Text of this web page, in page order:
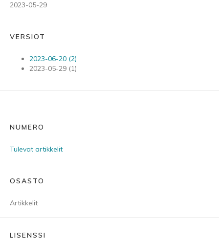
2023-05-29
VERSIOT
2023-06-20 (2)
2023-05-29 (1)
NUMERO
Tulevat artikkelit
OSASTO
Artikkelit
LISENSSI